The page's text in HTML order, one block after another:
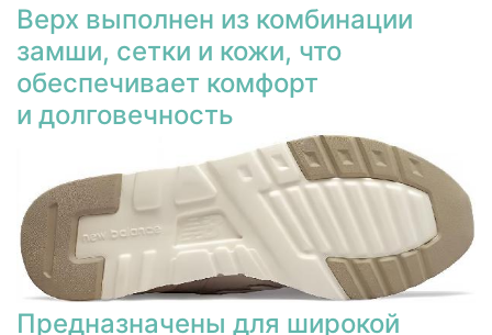
Верх выполнен из комбинации
замши, сетки и кожи, что
обеспечивает комфорт
и долговечность
Предназначены для широкой